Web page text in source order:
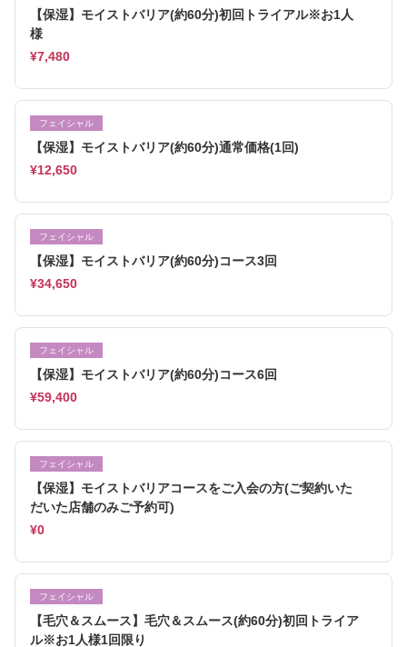
【保湿】モイストバリア(約60分)初回トライアル※お1人
様
¥7,480
フェイシャル
【保湿】モイストバリア(約60分)通常価格(1回)
¥12,650
フェイシャル
【保湿】モイストバリア(約60分)コース3回
¥34,650
フェイシャル
【保湿】モイストバリア(約60分)コース6回
¥59,400
フェイシャル
【保湿】モイストバリアコースをご入会の方(ご契約いた
だいた店舗のみご予約可)
¥0
フェイシャル
【毛穴＆スムース】毛穴＆スムース(約60分)初回トライア
ル※お1人様1回限り